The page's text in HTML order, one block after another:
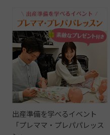
出産準備を学べるイベント
「プレママ・プレパパレッス